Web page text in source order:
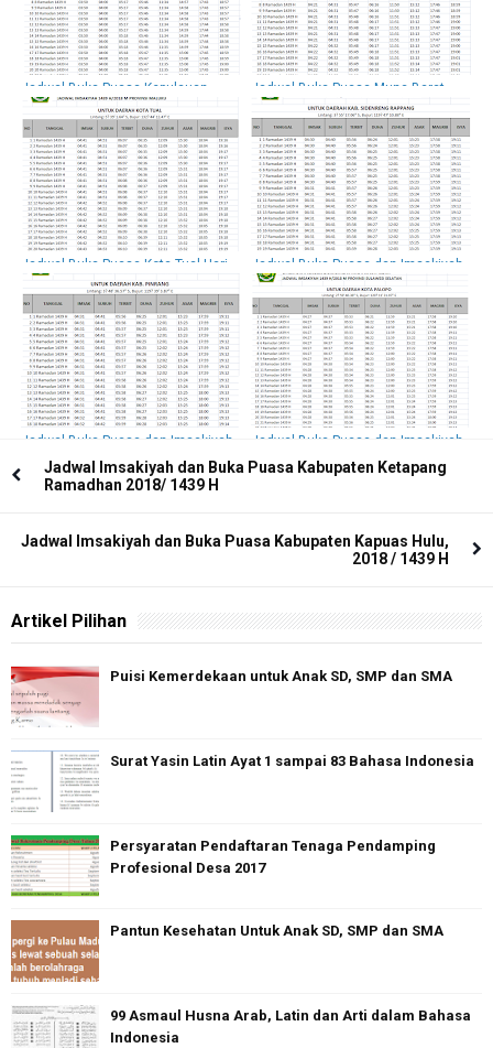
Jadwal Buka Puasa Kepulauan
Talaud Hari Ini Dan Imsakiyah 2018
/ 1439 H
Jadwal Buka Puasa Muna Barat
Hari Ini Dan Imsakiyah 2018 / 1439
H
Jadwal Buka Puasa Kota Tual Hari
Ini Dan Imsakiyah 2018 / 1439 H
Jadwal Buka Puasa dan Imsakiyah
Sidenreng Rappang 2018 / 1439 H
Jadwal Buka Puasa dan Imsakiyah
Jadwal Buka Puasa dan Imsakiyah
Jadwal Imsakiyah dan Buka Puasa Kabupaten Ketapang
Ramadhan 2018/ 1439 H
Jadwal Imsakiyah dan Buka Puasa Kabupaten Kapuas Hulu,
2018 / 1439 H
Artikel Pilihan
Puisi Kemerdekaan untuk Anak SD, SMP dan SMA
Surat Yasin Latin Ayat 1 sampai 83 Bahasa Indonesia
Persyaratan Pendaftaran Tenaga Pendamping
Profesional Desa 2017
Pantun Kesehatan Untuk Anak SD, SMP dan SMA
99 Asmaul Husna Arab, Latin dan Arti dalam Bahasa
Indonesia